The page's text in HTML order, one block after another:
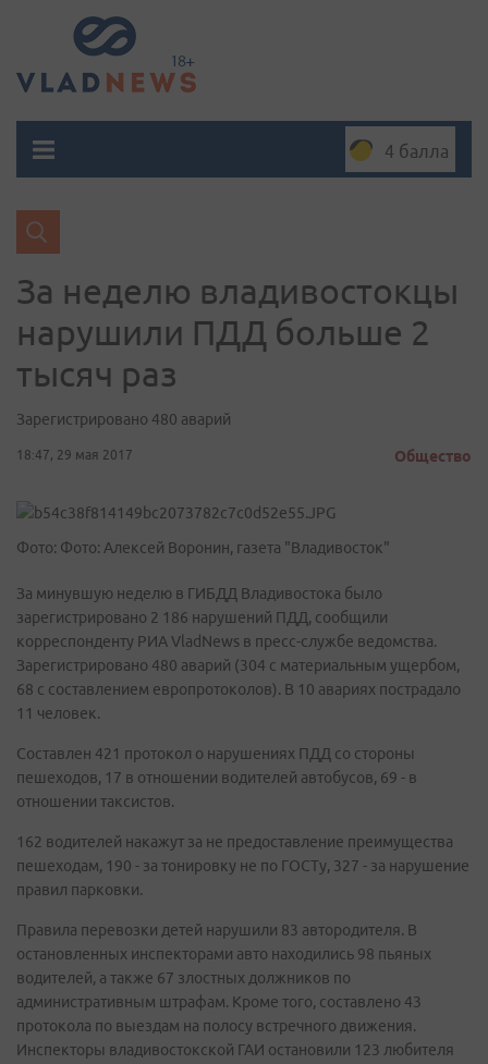
4 балла
За неделю владивостокцы
нарушили ПДД больше 2
тысяч раз
Зарегистрировано 480 аварий
18:47, 29 мая 2017 Общество
Фото: Фото: Алексей Воронин, газета "Владивосток"
За минувшую неделю в ГИБДД Владивостока было
зарегистрировано 2 186 нарушений ПДД, сообщили
корреспонденту РИА VladNews в пресс-службе ведомства.
Зарегистрировано 480 аварий (304 с материальным ущербом,
68 с составлением европротоколов). В 10 авариях пострадало
11 человек.
Составлен 421 протокол о нарушениях ПДД со стороны
пешеходов, 17 в отношении водителей автобусов, 69 - в
отношении таксистов.
162 водителей накажут за не предоставление преимущества
пешеходам, 190 - за тонировку не по ГОСТу, 327 - за нарушение
правил парковки.
Правила перевозки детей нарушили 83 автородителя. В
остановленных инспекторами авто находились 98 пьяных
водителей, а также 67 злостных должников по
административным штрафам. Кроме того, составлено 43
протокола по выездам на полосу встречного движения.
Инспекторы владивостокской ГАИ остановили 123 любителя